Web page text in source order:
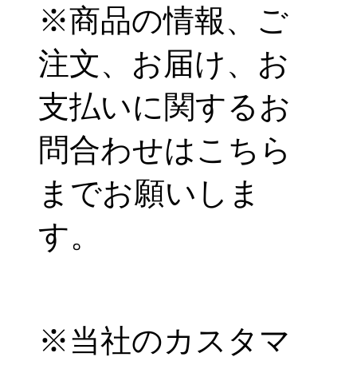
※商品の情報、ご
注文、お届け、お
支払いに関するお
問合わせはこちら
までお願いしま
す。
※当社のカスタマ